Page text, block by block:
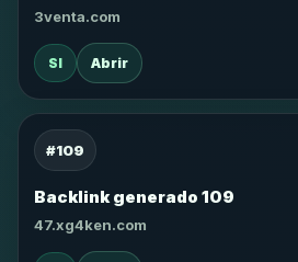
3venta.com
SI Abrir
#109
Backlink generado 109
47.xg4ken.com